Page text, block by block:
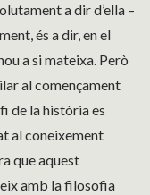
a dir d’ella –
és a dir, en el
a si mateixa. Però
al començament
de la història es
al coneixement
que aquest
amb la filosofia